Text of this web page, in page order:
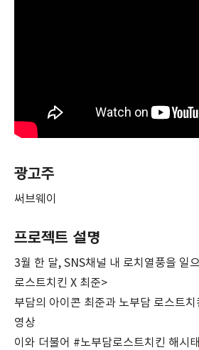
광고주
써브웨이
프로젝트 설명
3월 한 달, SNS채널 내 로치열풍을 일
로스트치킨 X 최준>
부담의 아이콘 최준과 노부담 로스트
영상
이와 더불어 #노부담로스트치킨 해시